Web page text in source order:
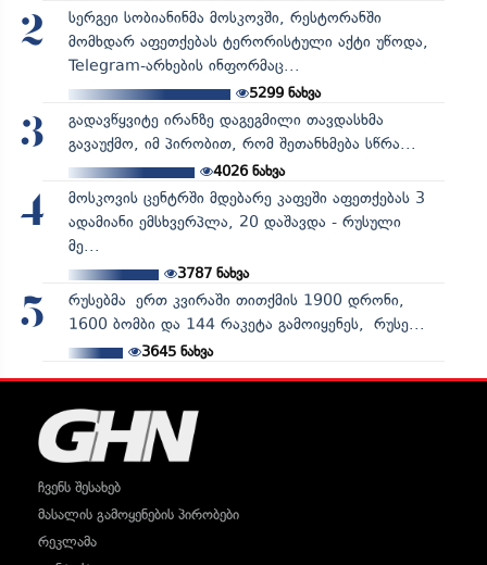
2
სერგეი სობიანინმა მოსკოვში, რესტორანში
მომხდარ აფეთქებას ტერორისტული აქტი უწოდა,
Telegram-არხების ინფორმაც...
5299ნახვა
3
გადავწყვიტე ირანზე დაგეგმილი თავდასხმა
გავაუქმო, იმ პირობით, რომ შეთანხმება სწრა...
4026ნახვა
4
მოსკოვის ცენტრში მდებარე კაფეში აფეთქებას 3
ადამიანი ემსხვერპლა, 20 დაშავდა - რუსული
მე...
3787ნახვა
5
რუსებმა ერთ კვირაში თითქმის 1900 დრონი,
1600 ბომბი და 144 რაკეტა გამოიყენეს, რუსე...
3645ნახვა
ჩვენს შესახებ
მასალის გამოყენების პირობები
რეკლამა